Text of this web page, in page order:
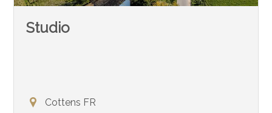
Studio
Cottens FR